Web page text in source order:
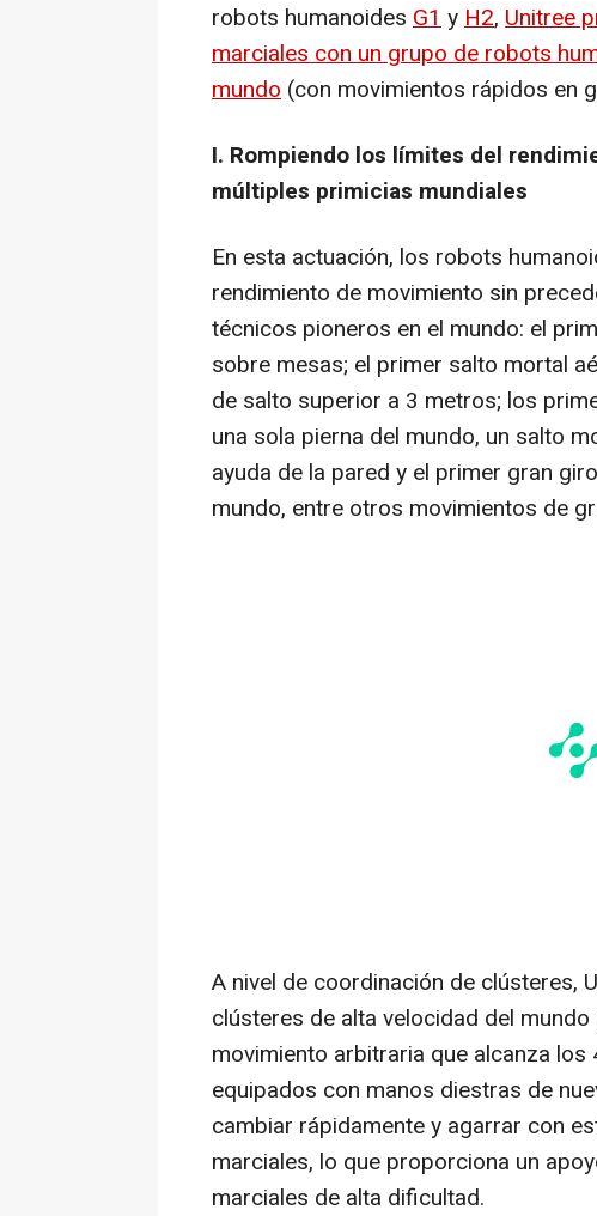
robots humanoides G1yH2, Unitree
marciales con un grupo de robots
mundo (con movimientos rápidos en
I. Rompiendo los límites del
múltiples primicias mundiales
En esta actuación, los robots
rendimiento de movimiento sin
técnicos pioneros en el mundo: el
sobre mesas; el primer salto mortal
de salto superior a 3 metros; los
una sola pierna del mundo, un salto
ayuda de la pared y el primer gran
mundo, entre otros movimientos de
A nivel de coordinación de clústeres,
clústeres de alta velocidad del
movimiento arbitraria que alcanza
equipados con manos diestras de
cambiar rápidamente y agarrar con
marciales, lo que proporciona un
marciales de alta dificultad.